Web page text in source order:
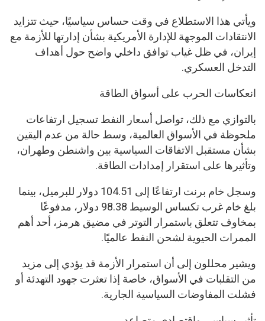
ويأتي هذا الاستطلاع في وقت حساس سياسيًا، حيث تتزايد
الانتقادات الموجهة للإدارة الأمريكية بشأن إدارتها للأزمة مع
إيران، في ظل غياب توافق داخلي واضح حول أهداف
التدخل العسكري.
انعكاسات الحرب على أسواق الطاقة
بالتوازي مع ذلك، تواصل أسعار النفط تسجيل ارتفاعات
ملحوظة في الأسواق العالمية، وسط حالة من عدم اليقين
بشأن مستقبل الاتفاقات السياسية بين واشنطن وطهران،
وتأثيرها على استقرار إمدادات الطاقة.
وسجل خام برنت ارتفاعًا إلى 104.51 دولار للبرميل، بينما
بلغ خام غرب تكساس الوسيط 98.38 دولار، مدفوعًا
بمخاوف تتعلق باستمرار التوتر في مضيق هرمز، أحد أهم
الممرات الحيوية لشحن النفط عالميًا.
ويشير محللون إلى أن استمرار الأزمة قد يؤدي إلى مزيد
من التقلبات في الأسواق، خاصة إذا تعثرت جهود التهدئة أو
فشلت المفاوضات السياسية الجارية.